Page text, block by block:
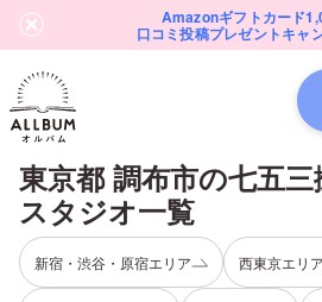
Amazonギフトカード
口コミ投稿プレゼントキャ
東京都 調布市の七五三
スタジオ一覧
新宿・渋谷・原宿エリア 西東京エリア